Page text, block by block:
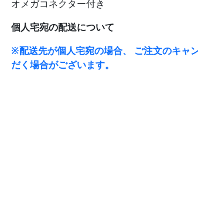
オメガコネクター付き
個人宅宛の配送について
※配送先が個人宅宛の場合、 ご注文のキャ
だく場合がございます。